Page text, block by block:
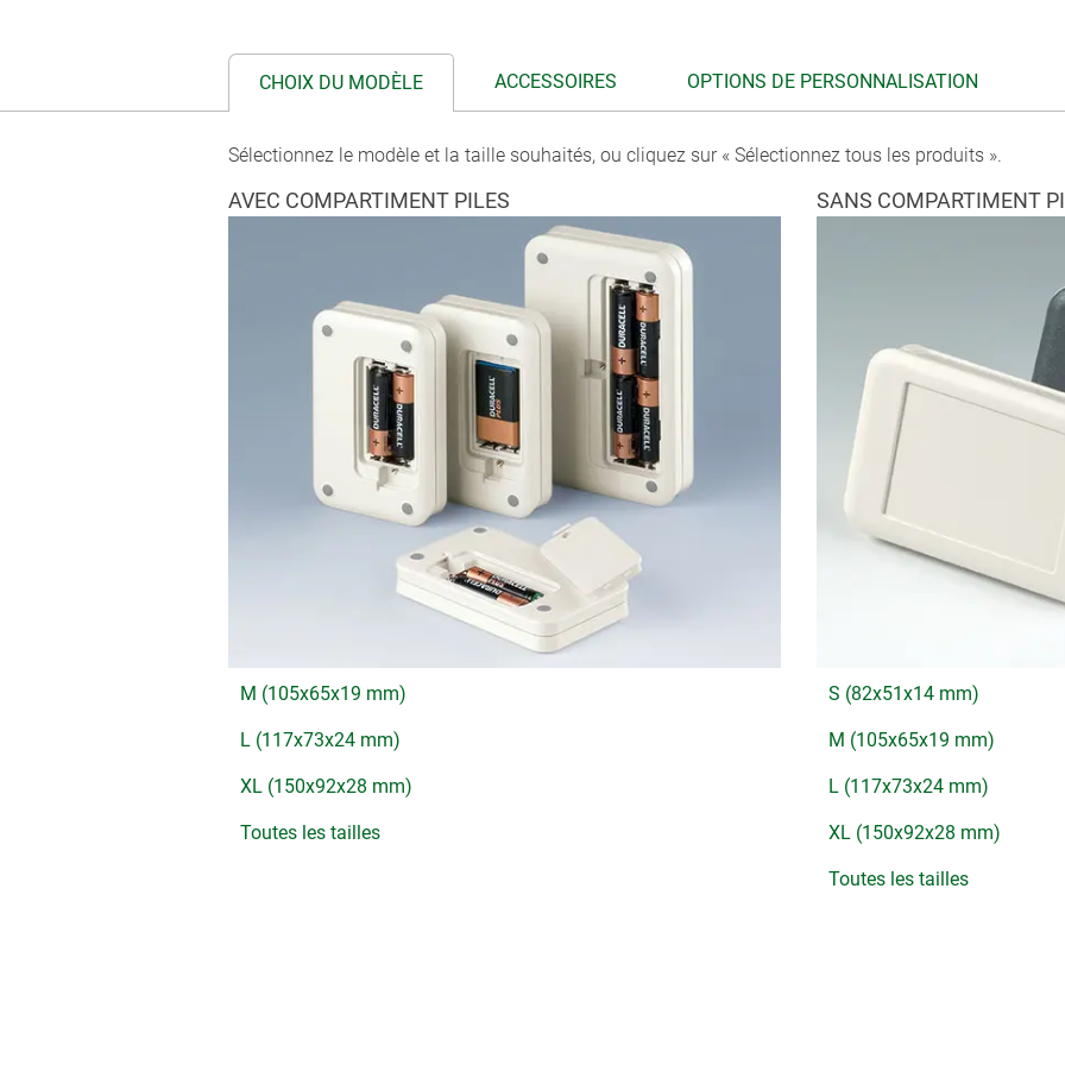
CHOIX DU MODÈLE ACCESSOIRES OPTIONS DE PERSONNALISATION
Sélectionnez le modèle et la taille souhaités, ou cliquez sur « Sélectionnez tous les produits ».
AVEC COMPARTIMENT PILES
M (105x65x19 mm)
L (117x73x24 mm)
XL (150x92x28 mm)
Toutes les tailles
SANS COMPARTIMENT
S (82x51x14 mm)
M (105x65x19 mm)
L (117x73x24 mm)
XL (150x92x28 mm)
Toutes les tailles